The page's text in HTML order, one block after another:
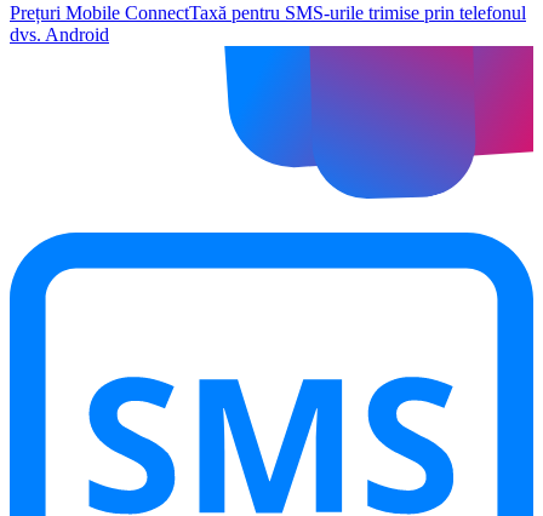
Prețuri Mobile ConnectTaxă pentru SMS-urile trimise prin telefonul
dvs. Android